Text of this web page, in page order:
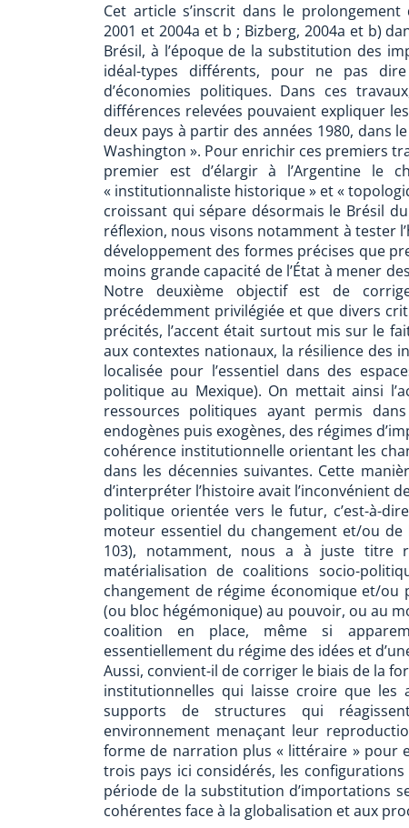
Cet article s’inscrit dans le
2001 et 2004a et b ; Bizberg, 2004a et b)
Brésil, à l’époque de la substitution des
idéal-types différents, pour ne pas
d’économies politiques. Dans ces
différences relevées pouvaient expliquer
deux pays à partir des années 1980, dans
Washington ». Pour enrichir ces premiers
premier est d’élargir à l’Argentine le
« institutionnaliste historique » et «
croissant qui sépare désormais le Brésil
réflexion, nous visons notamment à tester
développement des formes précises que
moins grande capacité de l’État à mener
Notre deuxième objectif est de
précédemment privilégiée et que divers
précités, l’accent était surtout mis sur le
aux contextes nationaux, la résilience des
localisée pour l’essentiel dans des
politique au Mexique). On mettait ainsi
ressources politiques ayant permis
endogènes puis exogènes, des régimes
cohérence institutionnelle orientant les
dans les décennies suivantes. Cette
d’interpréter l’histoire avait l’inconvénient
politique orientée vers le futur, c’est-à-
moteur essentiel du changement et/ou
103), notamment, nous a à juste titre
matérialisation de coalitions socio-
changement de régime économique et/
(ou bloc hégémonique) au pouvoir, ou au
coalition en place, même si
essentiellement du régime des idées et
Aussi, convient-il de corriger le biais de la
institutionnelles qui laisse croire que les
supports de structures qui
environnement menaçant leur
forme de narration plus « littéraire » pour
trois pays ici considérés, les
période de la substitution d’importations
cohérentes face à la globalisation et aux